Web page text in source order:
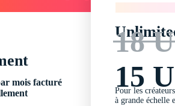
mois facturé
18
15
Pour les
à grande échelle